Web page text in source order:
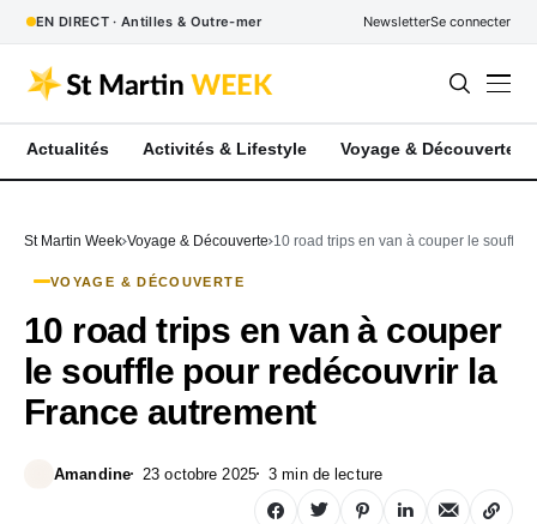
EN DIRECT · Antilles & Outre-mer NewsletterSe connecter
Actualités Activités & Lifestyle Voyage & Découverte
St Martin Week Voyage & Découverte 10 road trips en van à couper le souffle
VOYAGE & DÉCOUVERTE
10 road trips en van à couper
le souffle pour redécouvrir la
France autrement
Amandine 23 octobre 2025 3 min de lecture